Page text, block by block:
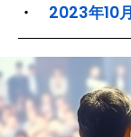
2023年10月